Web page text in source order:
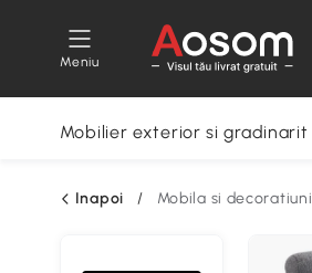
Meniu
Mobilier exterior si gradinarit
Inapoi / Mobila si decoratiuni